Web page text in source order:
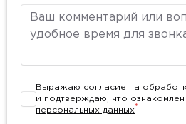
Комментарий
Выражаю согласие на
и подтверждаю, что ознакомлен
персональных данных*